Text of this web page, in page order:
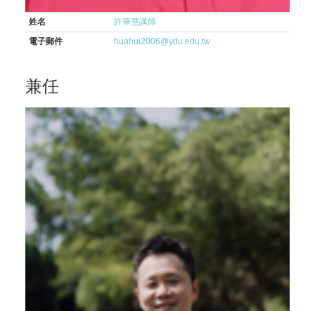
姓名
許華慧講師
電子郵件
huahui2006@ydu.edu.tw
兼任